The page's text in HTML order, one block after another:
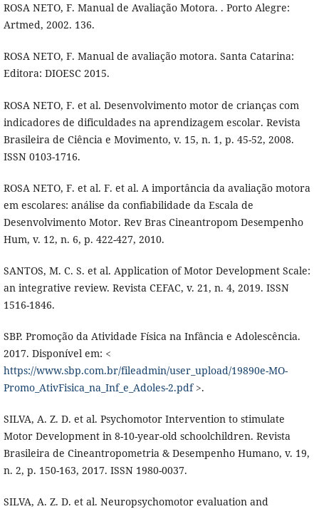
ROSA NETO, F. Manual de Avaliação Motora. . Porto Alegre:
Artmed, 2002. 136.
ROSA NETO, F. Manual de avaliação motora. Santa Catarina:
Editora: DIOESC 2015.
ROSA NETO, F. et al. Desenvolvimento motor de crianças com
indicadores de dificuldades na aprendizagem escolar. Revista
Brasileira de Ciência e Movimento, v. 15, n. 1, p. 45-52, 2008.
ISSN 0103-1716.
ROSA NETO, F. et al. F. et al. A importância da avaliação motora
em escolares: análise da confiabilidade da Escala de
Desenvolvimento Motor. Rev Bras Cineantropom Desempenho
Hum, v. 12, n. 6, p. 422-427, 2010.
SANTOS, M. C. S. et al. Application of Motor Development Scale:
an integrative review. Revista CEFAC, v. 21, n. 4, 2019. ISSN
1516-1846.
SBP. Promoção da Atividade Física na Infância e Adolescência.
2017. Disponível em: <
https://www.sbp.com.br/fileadmin/user_upload/19890e-MO-
Promo_AtivFisica_na_Inf_e_Adoles-2.pdf>.
SILVA, A. Z. D. et al. Psychomotor Intervention to stimulate
Motor Development in 8-10-year-old schoolchildren. Revista
Brasileira de Cineantropometria & Desempenho Humano, v. 19,
n. 2, p. 150-163, 2017. ISSN 1980-0037.
SILVA, A. Z. D. et al. Neuropsychomotor evaluation and